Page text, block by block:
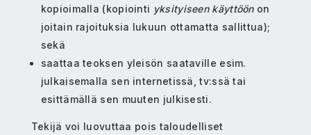
kopioimalla (kopiointi yksityiseen käyttöönon
joitain rajoituksia lukuun ottamatta sallittua);
sekä
saattaa teoksen yleisön saataville esim.
julkaisemalla sen internetissä, tv:ssä tai
esittämällä sen muuten julkisesti.
Tekijä voi luovuttaa pois taloudelliset